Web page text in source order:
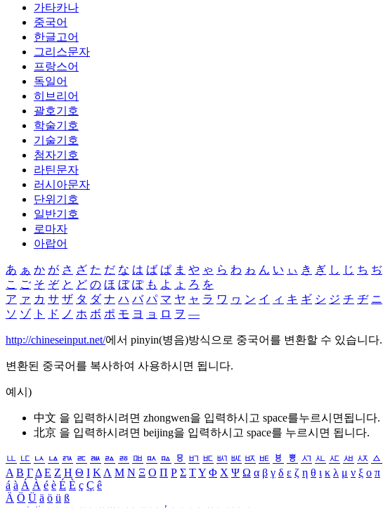
가타카나
중국어
한글고어
그리스문자
프랑스어
독일어
히브리어
괄호기호
학술기호
기술기호
첨자기호
라틴문자
러시아문자
단위기호
일반기호
로마자
아랍어
あ ぁ か が さ ざ た だ な は ば ぱ ま や ゃ ら わ ゎ ん い ぃ き ぎ し じ ち ぢ
こ ご そ ぞ と ど の ほ ぼ ぽ も よ ょ ろ を
ア ァ カ サ ザ タ ダ ナ ハ バ パ マ ヤ ャ ラ ワ ヮ ン イ ィ キ ギ シ ジ チ ヂ ニ
ソ ゾ ト ド ノ ホ ボ ポ モ ヨ ョ ロ ヲ ―
http://chineseinput.net/에서 pinyin(병음)방식으로 중국어를 변환할 수 있습니다.
변환된 중국어를 복사하여 사용하시면 됩니다.
예시)
中文 을 입력하시려면 zhongwen을 입력하시고 space를누르시면됩니다.
北京 을 입력하시려면 beijing을 입력하시고 space를 누르시면 됩니다.
ㅥ ㅦ ㅧ ㅨ ㅩ ㅪ ㅫ ㅬ ㅭ ㅮ ㅯ ㅰ ㅱ ㅲ ㅳ ㅴ ㅵ ㅶ ㅷ ㅸ ㅹ ㅺ ㅻ ㅼ ㅽ ㅾ ㅿ
Α Β ΓΔ Ε Ζ Η Θ Ι ΚΛ Μ Ν Ξ Ο Π Ρ Σ ΤΥ Φ Χ Ψ Ω α β γ δ ε ζ η θ ι κ λ μ ν ξ ο π
á à Á À é è É È ç Ç ê
Ä Ö Ü ä ö ü ß